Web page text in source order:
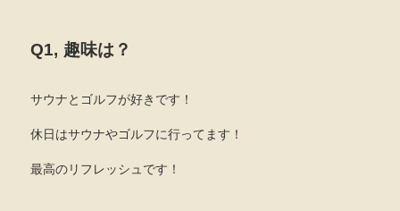
Q1, 趣味は？
サウナとゴルフが好きです！
休日はサウナやゴルフに行ってます！
最高のリフレッシュです！